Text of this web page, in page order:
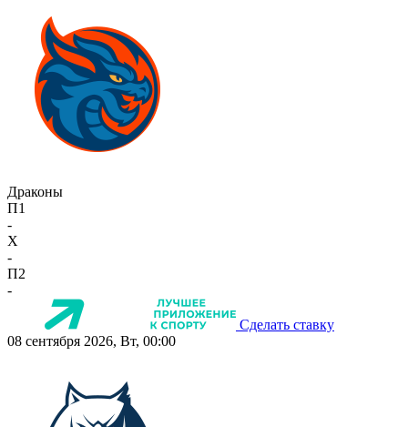
Драконы
П1
-
X
-
П2
-
Сделать ставку
08 сентября 2026, Вт, 00:00